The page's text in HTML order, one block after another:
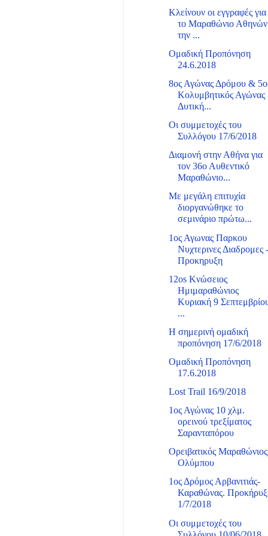
Κλείνουν οι εγγραφές για
το Μαραθώνιο Αθηνών
την ...
Ομαδική Προπόνηση
24.6.2018
8ος Αγώνας Δρόμου &
Κολυμβητικός Αγώνας
Δυτική...
Οι συμμετοχές του
Συλλόγου 17/6/2018
Διαμονή στην Αθήνα για
τον 36ο Αυθεντικό
Μαραθώνιο...
Με μεγάλη επιτυχία
διοργανώθηκε το
σεμινάριο πρώτω...
1ος Αγωνας Παρκου
Νυχτερινες Διαδρομες
Προκηρυξη
12os Κνώσειος
Ημιμαραθώνιος
Κυριακή 9
...
Η σημερινή ομαδική
προπόνηση 17/6/2018
Ομαδική Προπόνηση
17.6.2018
Lost Trail 16/9/2018
1ος Αγώνας 10 χλμ.
ορεινού τρεξίματος
Σαρανταπόρου
Ορειβατικός Μαραθώνιος
Ολύμπου
1ος Δρόμος Αρβανιτιάς-
Καραθώνας.
1/7/2018
Οι συμμετοχές του